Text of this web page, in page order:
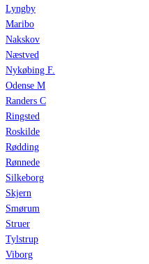
Lyngby
Maribo
Nakskov
Næstved
Nykøbing F.
Odense M
Randers C
Ringsted
Roskilde
Rødding
Rønnede
Silkeborg
Skjern
Smørum
Struer
Tylstrup
Viborg